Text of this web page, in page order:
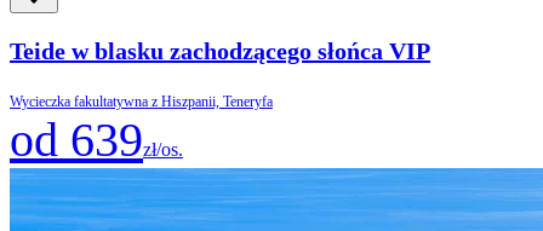
Teide w blasku zachodzącego słońca VIP
Wycieczka fakultatywna z Hiszpanii, Teneryfa
od 639zł/os.